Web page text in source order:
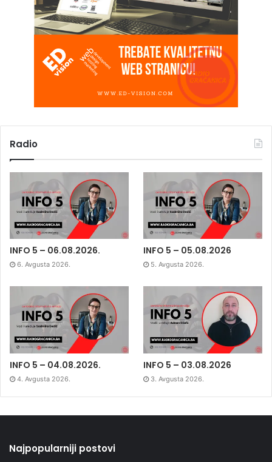
Radio
INFO 5 – 06.08.2026.
6. Avgusta 2026.
INFO 5 – 05.08.2026
5. Avgusta 2026.
INFO 5 – 04.08.2026.
4. Avgusta 2026.
INFO 5 – 03.08.2026
3. Avgusta 2026.
Najpopularniji postovi